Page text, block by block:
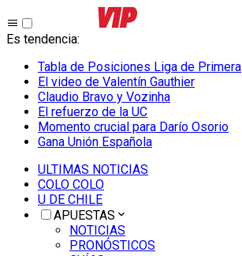
Es tendencia:
Tabla de Posiciones Liga de Primera
El video de Valentín Gauthier
Claudio Bravo y Vozinha
El refuerzo de la UC
Momento crucial para Darío Osorio
Gana Unión Española
ULTIMAS NOTICIAS
COLO COLO
U DE CHILE
APUESTAS
NOTICIAS
PRONÓSTICOS